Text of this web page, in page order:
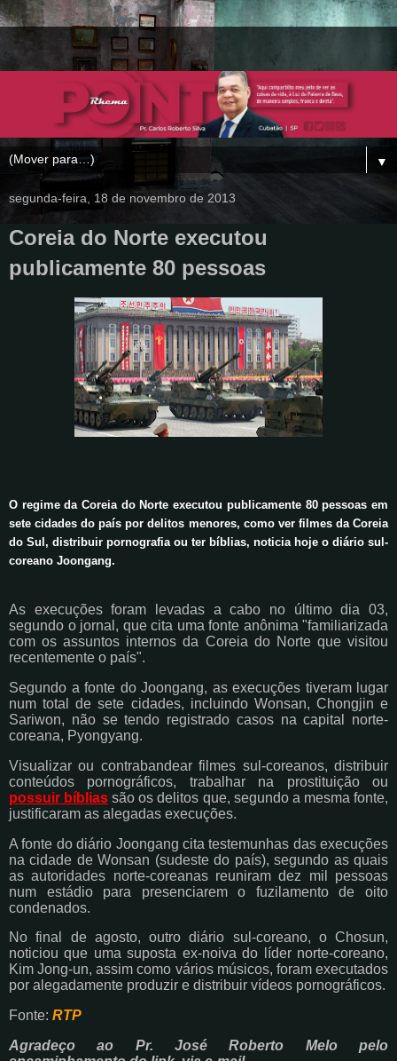
▼
segunda-feira, 18 de novembro de 2013
Coreia do Norte executou
publicamente 80 pessoas
O regime da Coreia do Norte executou publicamente 80 pessoas em
sete cidades do país por delitos menores, como ver filmes da Coreia
do Sul, distribuir pornografia ou ter bíblias, noticia hoje o diário sul-
coreano Joongang.
As execuções foram levadas a cabo no último dia 03,
segundo o jornal, que cita uma fonte anônima "familiarizada
com os assuntos internos da Coreia do Norte que visitou
recentemente o país".
Segundo a fonte do Joongang, as execuções tiveram lugar
num total de sete cidades, incluindo Wonsan, Chongjin e
Sariwon, não se tendo registrado casos na capital norte-
coreana, Pyongyang.
Visualizar ou contrabandear filmes sul-coreanos, distribuir
conteúdos pornográficos, trabalhar na prostituição ou
possuir bíblias são os delitos que, segundo a mesma fonte,
justificaram as alegadas execuções.
A fonte do diário Joongang cita testemunhas das execuções
na cidade de Wonsan (sudeste do país), segundo as quais
as autoridades norte-coreanas reuniram dez mil pessoas
num estádio para presenciarem o fuzilamento de oito
condenados.
No final de agosto, outro diário sul-coreano, o Chosun,
noticiou que uma suposta ex-noiva do líder norte-coreano,
Kim Jong-un, assim como vários músicos, foram executados
por alegadamente produzir e distribuir vídeos pornográficos.
Fonte: RTP
Agradeço ao Pr. José Roberto Melo pelo